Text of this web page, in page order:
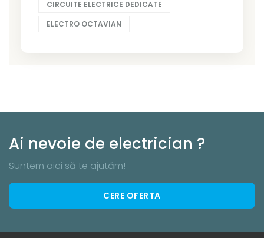
CIRCUITE ELECTRICE DEDICATE
ELECTRO OCTAVIAN
Ai nevoie de electrician ?
Suntem aici să te ajutăm!
CERE OFERTA